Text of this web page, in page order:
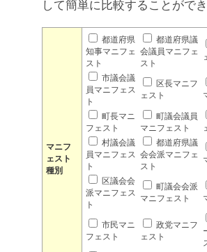
して簡単に比較することができ
マニフ
ェスト
種別
都道府県
知事マニフェ
スト
都道府県議
会議員マニフェ
スト
市議会議
員マニフェス
ト
区長マニフ
ェスト
町長マニ
フェスト
町議会議員
マニフェスト
村議会議
員マニフェス
ト
都道府県議
会会派マニフェ
スト
区議会会
派マニフェス
ト
町議会会派
マニフェスト
市民マニ
フェスト
政党マニフ
ェスト